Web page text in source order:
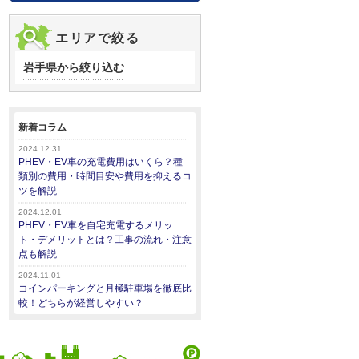
エリアで絞る
岩手県から絞り込む
新着コラム
2024.12.31
PHEV・EV車の充電費用はいくら？種
類別の費用・時間目安や費用を抑えるコ
ツを解説
2024.12.01
PHEV・EV車を自宅充電するメリッ
ト・デメリットとは？工事の流れ・注意
点も解説
2024.11.01
コインパーキングと月極駐車場を徹底比
較！どちらが経営しやすい？